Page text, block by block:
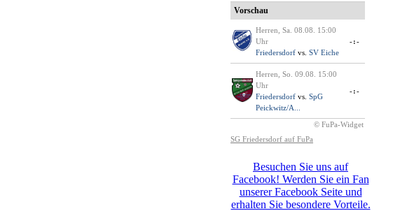
Besuchen Sie uns auf
Facebook! Werden Sie ein Fan
unserer Facebook Seite und
erhalten Sie besondere Vorteile.